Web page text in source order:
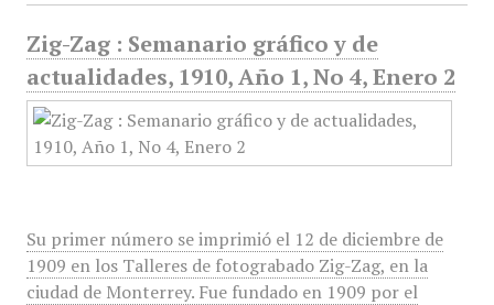
Zig-Zag : Semanario gráfico y de
actualidades, 1910, Año 1, No 4, Enero 2
Su primer número se imprimió el 12 de diciembre de
1909 en los Talleres de fotograbado Zig-Zag, en la
ciudad de Monterrey. Fue fundado en 1909 por el